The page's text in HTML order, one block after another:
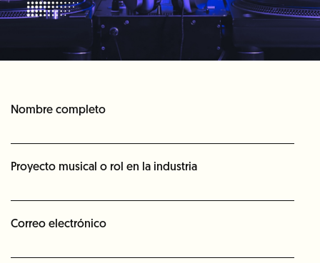
Nombre completo
Proyecto musical o rol en la industria
Correo electrónico